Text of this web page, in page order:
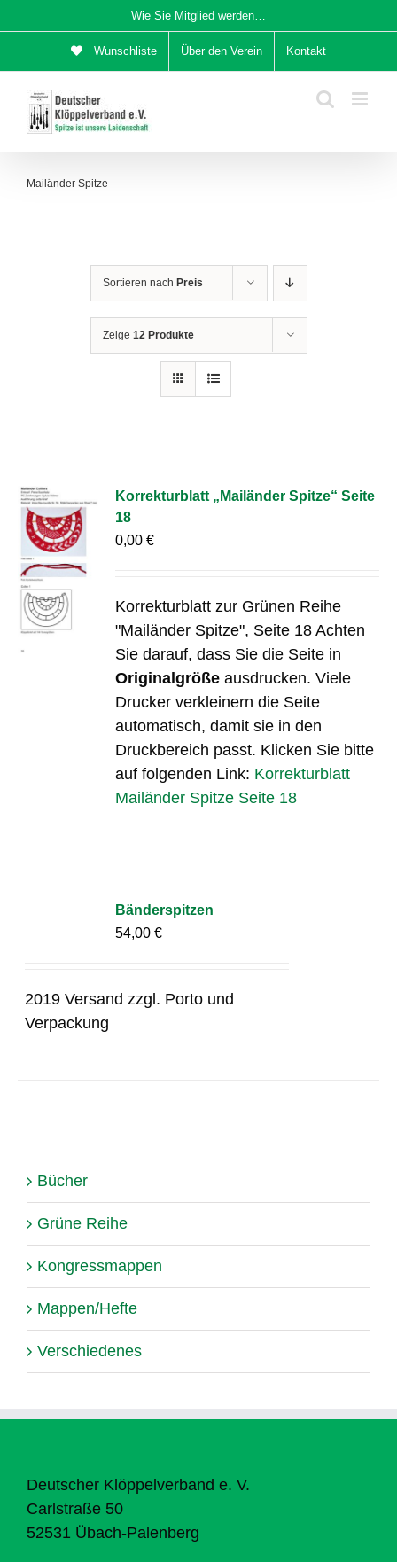
Inhalt
Wie Sie Mitglied werden…
Wunschliste Über den Verein Kontakt
Mailänder Spitze
Sortieren nach Preis
Zeige 12 Produkte
Korrekturblatt „Mailänder Spitze“ Seite
18
0,00€
Korrekturblatt zur Grünen Reihe
"Mailänder Spitze", Seite 18 Achten
Sie darauf, dass Sie die Seite in
Originalgröße ausdrucken. Viele
Drucker verkleinern die Seite
automatisch, damit sie in den
Druckbereich passt. Klicken Sie bitte
auf folgenden Link: Korrekturblatt
Mailänder Spitze Seite 18
Bänderspitzen
54,00€
2019 Versand zzgl. Porto und
Verpackung
Bücher
Grüne Reihe
Kongressmappen
Mappen/Hefte
Verschiedenes
Deutscher Klöppelverband e. V.
Carlstraße 50
52531 Übach-Palenberg